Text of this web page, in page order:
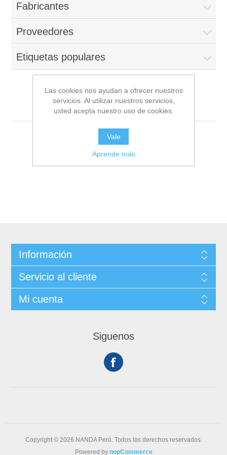
Fabricantes
Proveedores
Etiquetas populares
Surquillo - Lima
Información
Servicio al cliente
Mi cuenta
Siguenos
Copyright © 2026 NANDA Perú. Todos los derechos reservados.
Powered by nopCommerce
Las cookies nos ayudan a ofrecer nuestros
servicios. Al utilizar nuestros servicios,
usted acepta nuestro uso de cookies.
Vale
Aprende más